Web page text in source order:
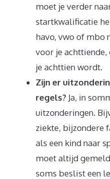
moet je verder
startkwalificatie
havo, vwo of mbo
voor je
je achttien wordt.
Zijn er
regels? Ja, in
uitzonderingen.
ziekte, bijzondere
als een kind naar
moet altijd
soms beslist een